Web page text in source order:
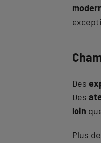
Des
Des
loin
Plus de